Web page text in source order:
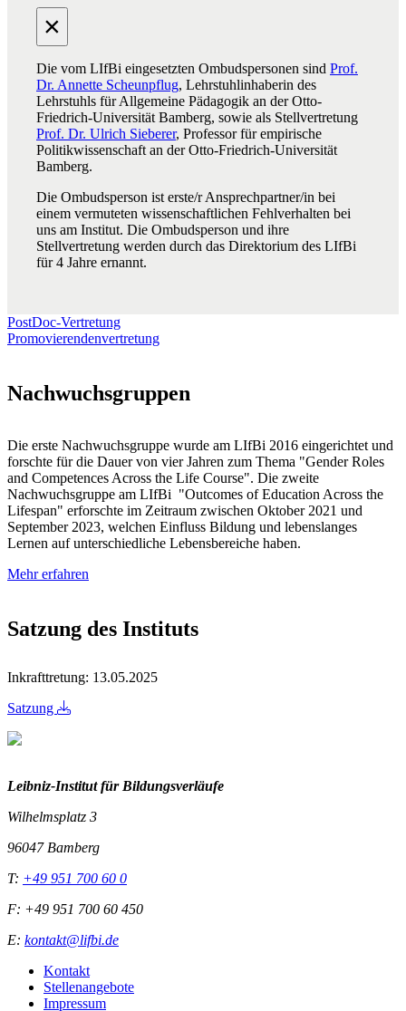
×
Die vom LIfBi eingesetzten Ombudspersonen sind Prof.
Dr. Annette Scheunpflug, Lehrstuhlinhaberin des
Lehrstuhls für Allgemeine Pädagogik an der Otto-
Friedrich-Universität Bamberg, sowie als Stellvertretung
Prof. Dr. Ulrich Sieberer, Professor für empirische
Politikwissenschaft an der Otto-Friedrich-Universität
Bamberg.
Die Ombudsperson ist erste/r Ansprechpartner/in bei
einem vermuteten wissenschaftlichen Fehlverhalten bei
uns am Institut. Die Ombudsperson und ihre
Stellvertretung werden durch das Direktorium des LIfBi
für 4 Jahre ernannt.
PostDoc-Vertretung
Promovierendenvertretung
Nachwuchsgruppen
Die erste Nachwuchsgruppe wurde am LIfBi 2016 eingerichtet und
forschte für die Dauer von vier Jahren zum Thema "Gender Roles
and Competences Across the Life Course". Die zweite
Nachwuchsgruppe am LIfBi "Outcomes of Education Across the
Lifespan" erforschte im Zeitraum zwischen Oktober 2021 und
September 2023, welchen Einfluss Bildung und lebenslanges
Lernen auf unterschiedliche Lebensbereiche haben.
Mehr erfahren
Satzung des Instituts
Inkrafttretung: 13.05.2025
Satzung
Leibniz-Institut für Bildungsverläufe
Wilhelmsplatz 3
96047 Bamberg
T: +49 951 700 60 0
F: +49 951 700 60 450
E: kontakt@lifbi.de
Kontakt
Stellenangebote
Impressum